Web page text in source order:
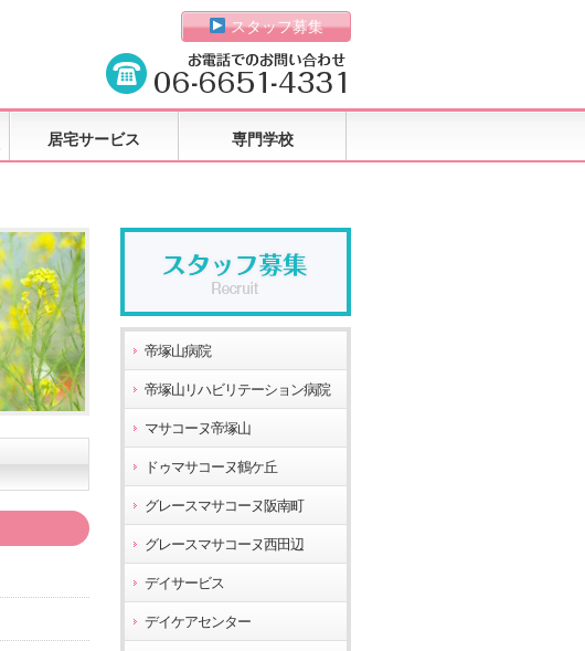
スタッフ募集
居宅サービス 専門学校
帝塚山病院
帝塚山リハビリテーション病院
マサコーヌ帝塚山
ドゥマサコーヌ鶴ケ丘
グレースマサコーヌ阪南町
グレースマサコーヌ西田辺
デイサービス
デイケアセンター